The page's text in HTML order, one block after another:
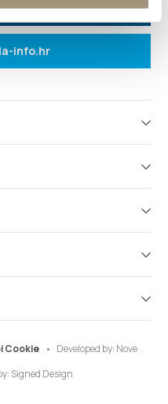
933
info.hr
Cookie Developed by: Nove
Signed Design